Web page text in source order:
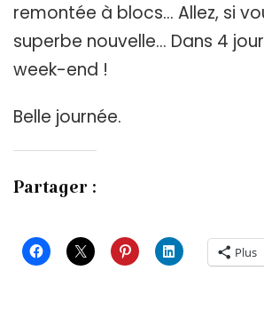
remontée à blocs… Allez, si
superbe nouvelle… Dans 4
week-end !
Belle journée.
Partager :
Plus